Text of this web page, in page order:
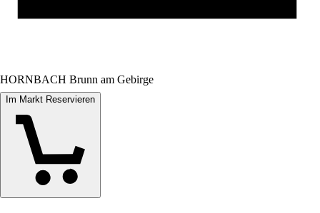
HORNBACH Brunn am Gebirge
Im Markt Reservieren